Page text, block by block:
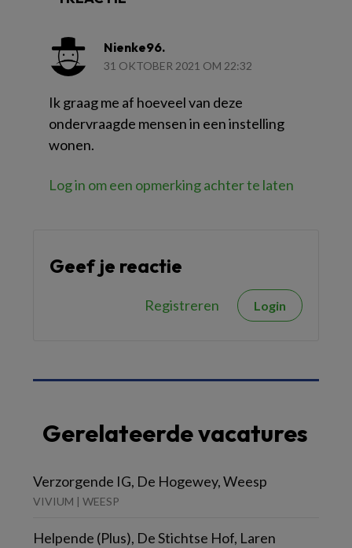
Nienke96.
31 OKTOBER 2021 OM 22:32
Ik graag me af hoeveel van deze
ondervraagde mensen in een instelling
wonen.
Log in om een opmerking achter te laten
Geef je reactie
Registreren Login
Gerelateerde vacatures
Verzorgende IG, De Hogewey, Weesp
VIVIUM | WEESP
Helpende (Plus), De Stichtse Hof, Laren